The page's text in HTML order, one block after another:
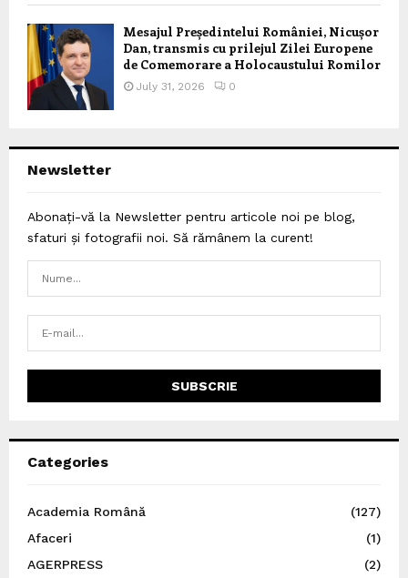
Mesajul Președintelui României, Nicușor
Dan, transmis cu prilejul Zilei Europene
de Comemorare a Holocaustului Romilor
July 31, 2026 0
Newsletter
Abonați-vă la Newsletter pentru articole noi pe blog,
sfaturi și fotografii noi. Să rămânem la curent!
Categories
Academia Română
(127)
Afaceri
(1)
AGERPRESS
(2)